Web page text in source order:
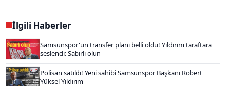
İlgili Haberler
Samsunspor'un transfer planı belli oldu! Yıldırım taraftara
seslendi: Sabırlı olun
Polisan satıldı! Yeni sahibi Samsunspor Başkanı Robert
Yüksel Yıldırım